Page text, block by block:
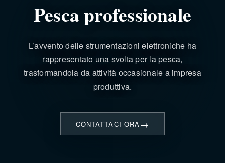
Pesca professionale
L’avvento delle strumentazioni elettroniche ha
rappresentato una svolta per la pesca,
trasformandola da attività occasionale a impresa
produttiva.
CONTATTACI ORA